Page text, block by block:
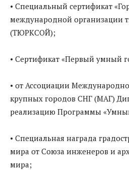
• Специальный сертификат
международной организации
(ТЮРКСОЙ);
• Сертификат «Первый умный
• от Ассоциации
крупных городов СНГ (МАГ)
реализацию Программы
• Специальная награда
мира от Союза инженеров и
мира;